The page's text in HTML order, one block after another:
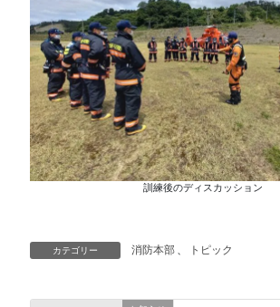
訓練後のディスカッション
カテゴリー 消防本部 、 トピック